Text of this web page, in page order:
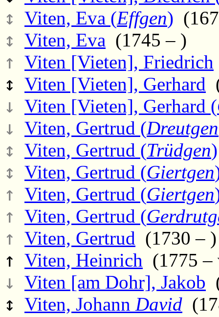
↕ Viten, Eva (Effgen)
↕ Viten, Eva (1745 – )
↑ Viten [Vieten], Friedrich
↕ Viten [Vieten], Gerhard
↓ Viten [Vieten], Gerhard (
↓ Viten, Gertrud (Dreutgen
↕ Viten, Gertrud (Trüdgen)
↕ Viten, Gertrud (Giertgen
↑ Viten, Gertrud (Giertgen
↑ Viten, Gertrud (
↑ Viten, Gertrud (1730 – )
↑ Viten, Heinrich (1775 –
↓ Viten [am Dohr], Jakob
↕ Viten, Johann David